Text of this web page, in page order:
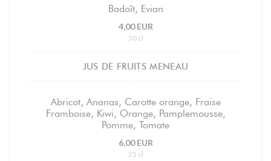
Badoît, Evian
4,00 EUR
50 cl
JUS DE FRUITS MENEAU
Abricot, Ananas, Carotte orange, Fraise
Framboise, Kiwi, Orange, Pamplemousse,
Pomme, Tomate
6,00 EUR
25 cl